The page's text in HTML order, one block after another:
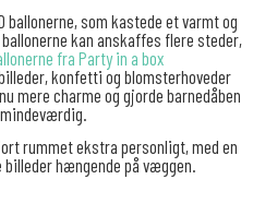
ballonerne, som kastede et varmt og
kan anskaffes flere steder,
fra Party in a box
konfetti og blomsterhoveder
mere charme og gjorde barnedåben
rummet ekstra personligt, med en
hængende på væggen.